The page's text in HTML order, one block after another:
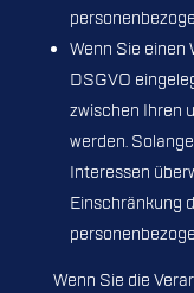
Wenn Sie einen
DSGVO
zwischen Ihren
werden.
Interessen
Einschränkung
Wenn Sie die